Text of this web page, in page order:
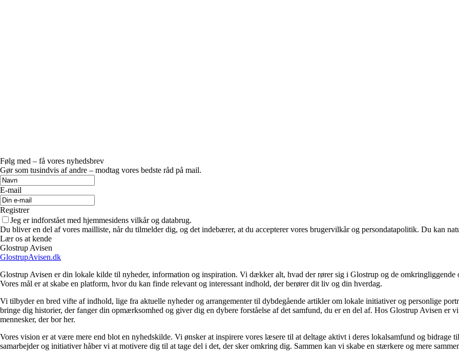
Følg med – få vores nyhedsbrev
Gør som tusindvis af andre – modtag vores bedste råd på mail.
E-mail
Registrer
Jeg er indforstået med hjemmesidens vilkår og databrug.
Du bliver en del af vores mailliste, når du tilmelder dig, og det indebærer, at du accepterer vores brugervilkår og persondatapolitik. Du kan
Lær os at kende
Glostrup Avisen
GlostrupAvisen.dk
Glostrup Avisen er din lokale kilde til nyheder, information og inspiration. Vi dækker alt, hvad der rører sig i Glostrup og de omkringliggende
Vores mål er at skabe en platform, hvor du kan finde relevant og interessant indhold, der berører dit liv og din hverdag.
Vi tilbyder en bred vifte af indhold, lige fra aktuelle nyheder og arrangementer til dybdegående artikler om lokale initiativer og personlige
bringe dig historier, der fanger din opmærksomhed og giver dig en dybere forståelse af det samfund, du er en del af. Hos Glostrup Avisen er
mennesker, der bor her.
Vores vision er at være mere end blot en nyhedskilde. Vi ønsker at inspirere vores læsere til at deltage aktivt i deres lokalsamfund og
samarbejder og initiativer håber vi at motivere dig til at tage del i det, der sker omkring dig. Sammen kan vi skabe en stærkere og mere